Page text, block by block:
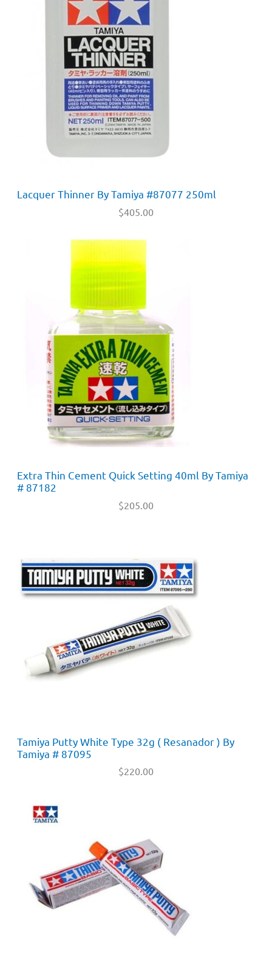
Lacquer Thinner By Tamiya #87077 250ml
$405.00
Extra Thin Cement Quick Setting 40ml By Tamiya
# 87182
$205.00
Tamiya Putty White Type 32g ( Resanador ) By
Tamiya # 87095
$220.00